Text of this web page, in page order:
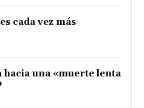
cada vez más
hacia una «muerte lenta